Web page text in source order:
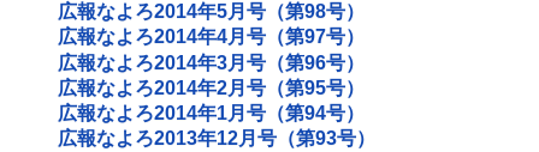
広報なよろ2014年5月号（第98号）
広報なよろ2014年4月号（第97号）
広報なよろ2014年3月号（第96号）
広報なよろ2014年2月号（第95号）
広報なよろ2014年1月号（第94号）
広報なよろ2013年12月号（第93号）